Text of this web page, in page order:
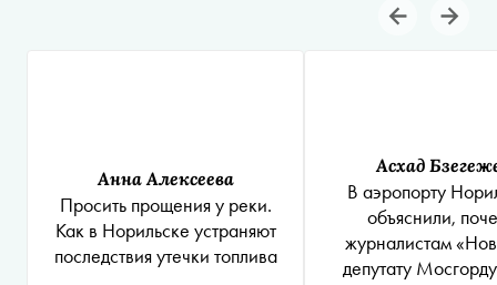
Анна Алексеева
Просить прощения у реки.
Как в Норильске устраняют
последствия утечки топлива
Асхад
В аэропорту
объяснили,
журналистам
депутату